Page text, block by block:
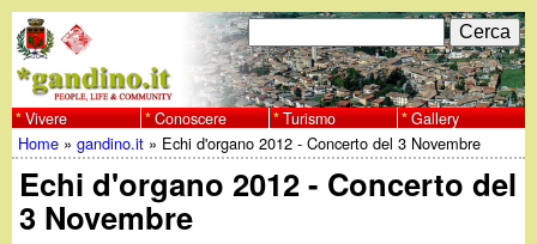
al
contenuto
principale
w
w
F
o
r
m
C
e
r
c
a
Vivere Conoscere Turismo Gallery
Tu
sei
Home »gandino.it » Echi d'organo 2012 - Concerto del 3 Novembre
Echi d'organo 2012 - Concerto del
3 Novembre